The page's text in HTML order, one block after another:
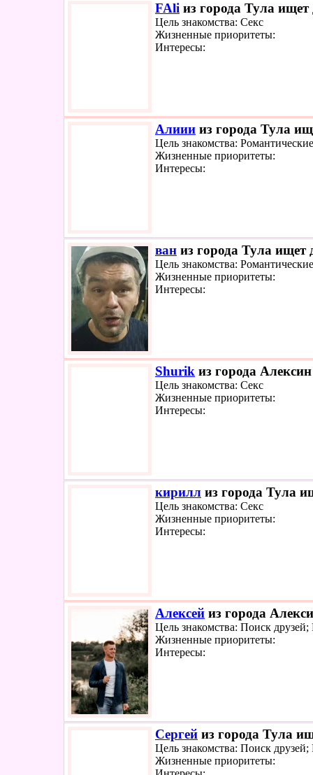
FAli из города Тула
Цель знакомства: Секс
Жизненные приоритеты:
Интересы:
Алиии из города Тула
Цель знакомства:
Жизненные приоритеты:
Интересы:
ван из города Тула ищет
Цель знакомства:
Жизненные приоритеты:
Интересы:
Shurik из города
Цель знакомства: Секс
Жизненные приоритеты:
Интересы:
кирилл из города Тула
Цель знакомства: Секс
Жизненные приоритеты:
Интересы:
Алексей из города
Цель знакомства: Поиск
Жизненные приоритеты:
Интересы:
Сергей из города Тула
Цель знакомства: Поиск
Жизненные приоритеты: